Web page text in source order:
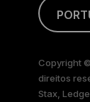
Copyright
direitos
Stax,